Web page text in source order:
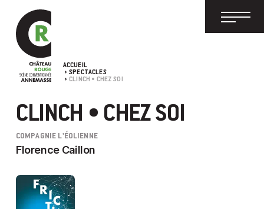
ACCUEIL
SPECTACLES
CLINCH • CHEZ SOI
CLINCH • CHEZ SOI
COMPAGNIE L'ÉOLIENNE
Florence Caillon